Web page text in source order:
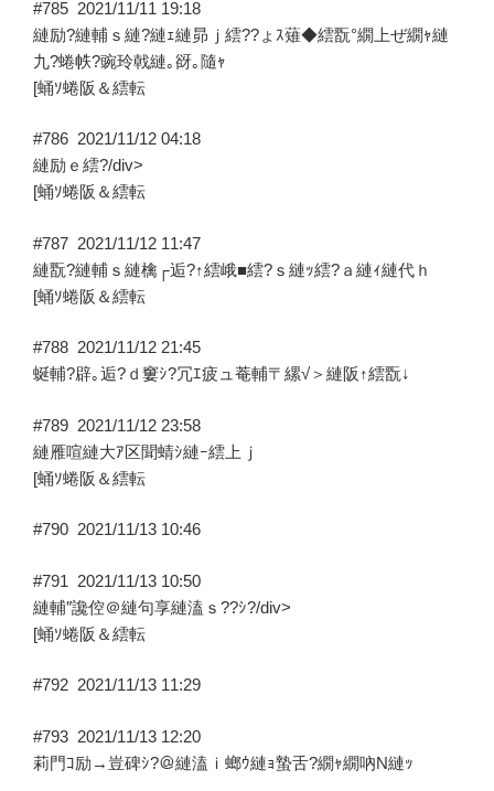
#785 2021/11/11 19:18
縺励?縺輔ｓ縺?縺ｪ縺昴ｊ繧??ょｽ薙◆繧翫°繝上ぜ繝ｬ縺
九?蜷帙?豌玲戟縺｡谺｡隨ｬ
[蛹ｿ蜷阪＆繧転
#786 2021/11/12 04:18
縺励ｅ繧?/div>
[蛹ｿ蜷阪＆繧転
#787 2021/11/12 11:47
縺翫?縺輔ｓ縺檎┌逅?↑繧峨■繧?ｓ縺ｯ繧?ａ縺ｨ縺代ｈ
[蛹ｿ蜷阪＆繧転
#788 2021/11/12 21:45
蜒輔?辟｡逅?ｄ窶ｼ?冗ｴ疲ュ菴輔〒縲√＞縺阪↑繧翫↓
#789 2021/11/12 23:58
縺雁喧縺大ｱ区聞蜻ｼ縺ｰ繧上ｊ
[蛹ｿ蜷阪＆繧転
#790 2021/11/13 10:46
#791 2021/11/13 10:50
縺輔″讒倥＠縺句享縺溘ｓ??ｼ?/div>
[蛹ｿ蜷阪＆繧転
#792 2021/11/13 11:29
#793 2021/11/13 12:20
莉門ｺ励→豈碑ｼ?＠縺溘ｉ螂ｳ縺ｮ蟄舌?繝ｬ繝吶Ν縺ｯ